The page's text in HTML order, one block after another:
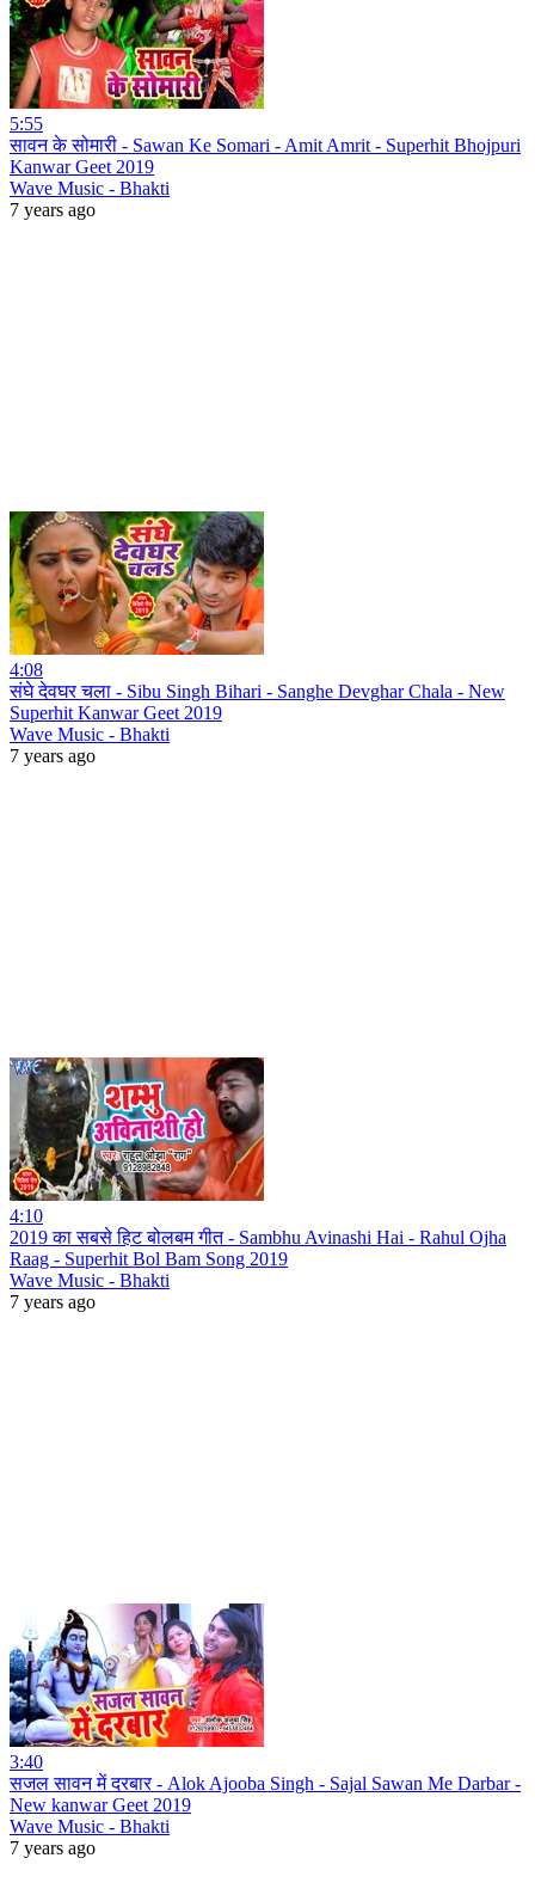
5:55
सावन के सोमारी - Sawan Ke Somari - Amit Amrit - Superhit Bhojpuri
Kanwar Geet 2019
Wave Music - Bhakti
7 years ago
4:08
संघे देवघर चला - Sibu Singh Bihari - Sanghe Devghar Chala - New
Superhit Kanwar Geet 2019
Wave Music - Bhakti
7 years ago
4:10
2019 का सबसे हिट बोलबम गीत - Sambhu Avinashi Hai - Rahul Ojha
Raag - Superhit Bol Bam Song 2019
Wave Music - Bhakti
7 years ago
3:40
सजल सावन में दरबार - Alok Ajooba Singh - Sajal Sawan Me Darbar -
New kanwar Geet 2019
Wave Music - Bhakti
7 years ago